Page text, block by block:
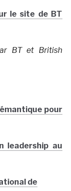
le site de BT
BT et British
pour
leadership au
de